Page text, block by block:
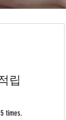
립
times.